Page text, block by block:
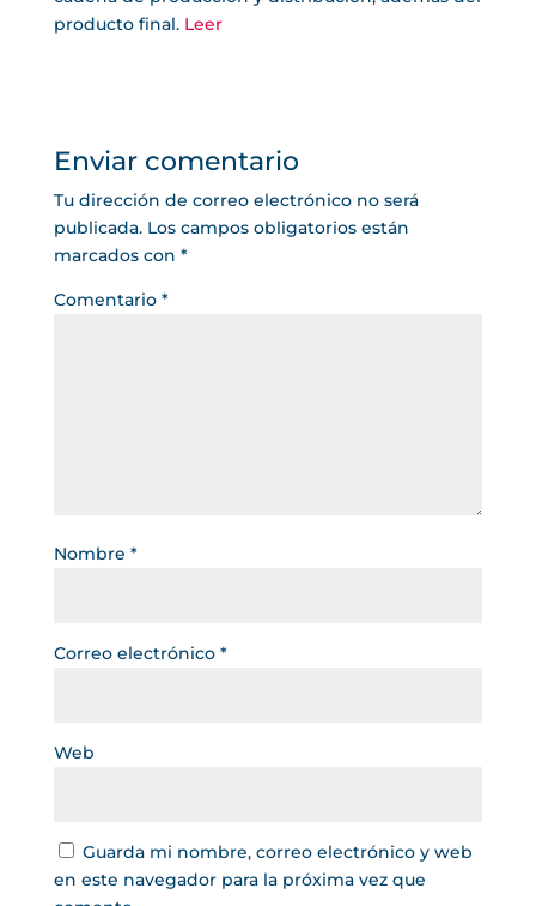
producto final. Leer
Enviar comentario
Tu dirección de correo electrónico no será
publicada. Los campos obligatorios están
marcados con *
Comentario *
Nombre *
Correo electrónico *
Web
Guarda mi nombre, correo electrónico y web
en este navegador para la próxima vez que